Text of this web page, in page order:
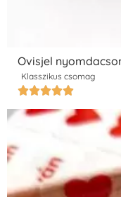
Ovisjel
Klasszikus csomag
